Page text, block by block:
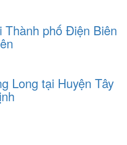
Thành phố Điện Biên
Long tại Huyện Tây